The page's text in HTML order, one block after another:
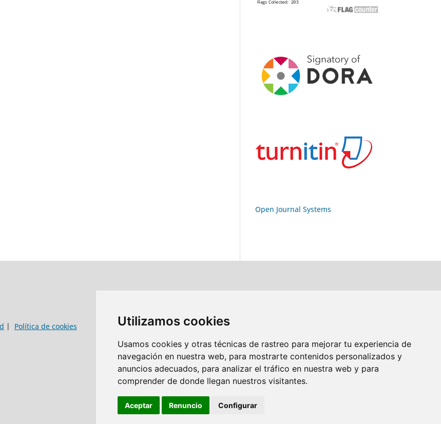
Utilizamos cookies
Usamos cookies y otras técnicas de rastreo para mejorar tu experiencia de
navegación en nuestra web, para mostrarte contenidos personalizados y
anuncios adecuados, para analizar el tráfico en nuestra web y para
comprender de donde llegan nuestros visitantes.
Aceptar Renuncio Configurar
Open Journal Systems
| Política de cookies